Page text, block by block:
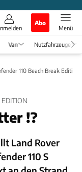
Abo
Menü
Van Nutzfahrzeuge
110 Beach Break
!?
Land Rover
110 S